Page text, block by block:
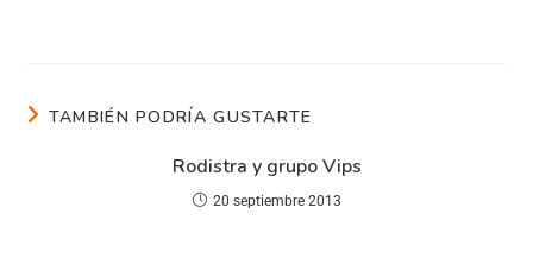
TAMBIÉN PODRÍA GUSTARTE
Rodistra y grupo Vips
20 septiembre 2013